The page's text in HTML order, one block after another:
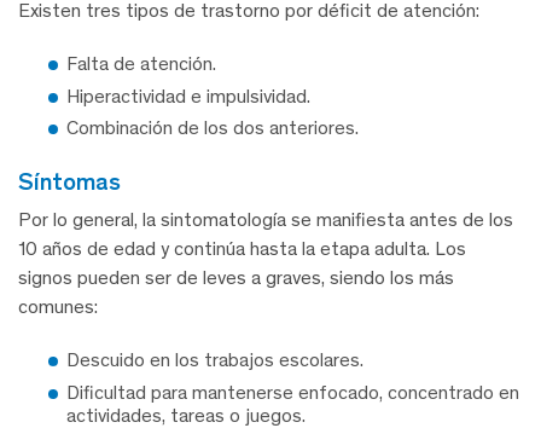
Existen tres tipos de trastorno por déficit de atención:
Falta de atención.
Hiperactividad e impulsividad.
Combinación de los dos anteriores.
síntomas
Por lo general, la sintomatología se manifiesta antes de los
10 años de edad y continúa hasta la etapa adulta. Los
signos pueden ser de leves a graves, siendo los más
comunes:
Descuido en los trabajos escolares.
Dificultad para mantenerse enfocado, concentrado en
actividades, tareas o juegos.